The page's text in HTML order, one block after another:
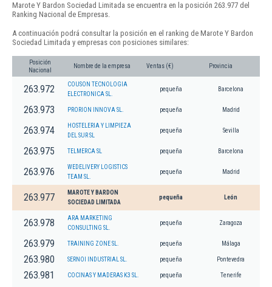
Marote Y Bardon Sociedad Limitada se encuentra en la posición 263.977 del
Ranking Nacional de Empresas.
A continuación podrá consultar la posición en el ranking de Marote Y Bardon
Sociedad Limitada y empresas con posiciones similares:
Posición
Nacional
Nombre de la empresa Ventas (€) Provincia
263.972
COUSON TECNOLOGIA
ELECTRONICA SL.
pequeña Barcelona
263.973 PRORION INNOVA SL. pequeña Madrid
263.974
HOSTELERIA Y LIMPIEZA
DEL SUR SL
pequeña Sevilla
263.975 TELMERCA SL pequeña Barcelona
263.976
WEDELIVERY LOGISTICS
TEAM SL.
pequeña Madrid
263.977
MAROTE Y BARDON
SOCIEDAD LIMITADA
pequeña León
263.978
ARA MARKETING
CONSULTING SL.
pequeña Zaragoza
263.979 TRAINING ZONE SL. pequeña Málaga
263.980 SERNOI INDUSTRIAL SL. pequeña Pontevedra
263.981 COCINAS Y MADERAS K3 SL. pequeña Tenerife